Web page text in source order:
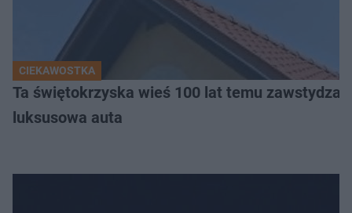
CIEKAWOSTKA
Ta świętokrzyska wieś 100 lat temu
luksusowa auta